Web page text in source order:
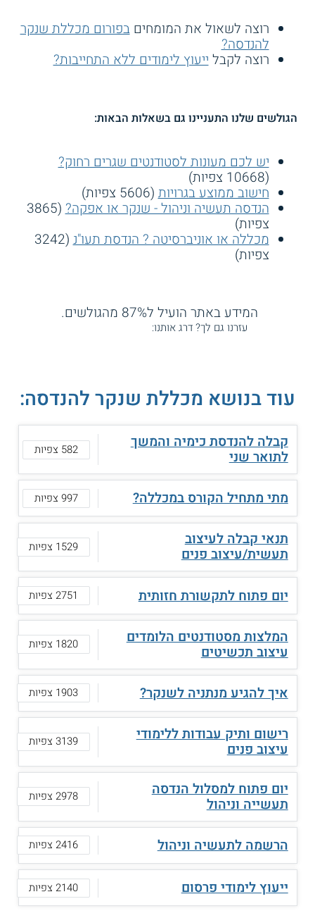
רוצה לשאול את המומחיםבפורום מכללת שנקר
להנדסה?
רוצה לקבלייעוץ לימודים ללא התחייבות?
הגולשים שלנו התעניינו גם בשאלות הבאות:
יש לכם מעונות לסטודנטים שגרים רחוק?
(10668 צפיות)
חישוב ממוצע בגרויות(5606 צפיות)
הנדסה תעשיה וניהול - שנקר או אפקה? (3865
צפיות)
מכללה או אוניברסיטה ? הנדסת תעו"נ (3242
צפיות)
המידע באתר הועיל ל87% מהגולשים.
עזרנו גם לך? דרג אותנו:
עוד בנושא מכללת שנקר להנדסה:
קבלה להנדסת כימיה והמשך
לתואר שני 582 צפיות
מתי מתחיל הקורס במכללה? 997 צפיות
תנאי קבלה לעיצוב
תעשית/עיצוב פנים 1529 צפיות
יום פתוח לתקשורת חזותית 2751 צפיות
המלצות מסטודנטים הלומדים
עיצוב תכשיטים 1820 צפיות
איך להגיע מנתניה לשנקר? 1903 צפיות
רישום ותיק עבודות ללימודי
עיצוב פנים 3139 צפיות
יום פתוח למסלול הנדסה
תעשייה וניהול 2978 צפיות
הרשמה לתעשיה וניהול 2416 צפיות
ייעוץ לימודי פרסום 2140 צפיות